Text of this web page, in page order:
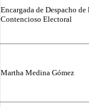
Encargada de Despacho
Contencioso Electoral
Martha Medina Gómez